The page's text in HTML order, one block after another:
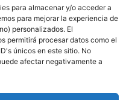
para almacenar y/o acceder a
para mejorar la experiencia de
personalizados. El
permitirá procesar datos como el
únicos en este sitio. No
afectar negativamente a